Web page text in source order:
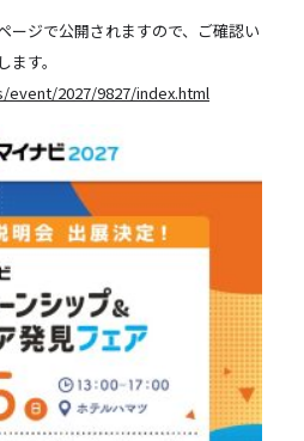
ージで公開されますので、ご確認い
す。
2027/9827/index.html